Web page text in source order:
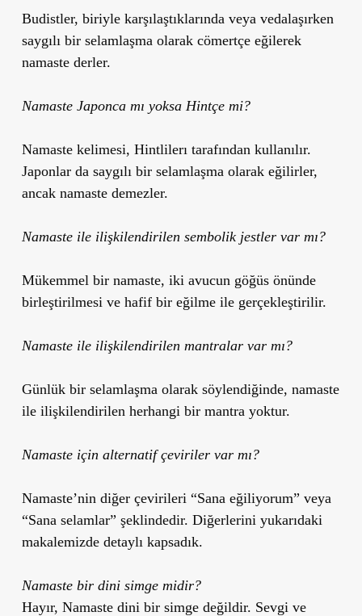
Budistler, biriyle karşılaştıklarında veya vedalaşırken
saygılı bir selamlaşma olarak cömertçe eğilerek
namaste derler.
Namaste Japonca mı yoksa Hintçe mi?
Namaste kelimesi, Hintlilerı tarafından kullanılır.
Japonlar da saygılı bir selamlaşma olarak eğilirler,
ancak namaste demezler.
Namaste ile ilişkilendirilen sembolik jestler var mı?
Mükemmel bir namaste, iki avucun göğüs önünde
birleştirilmesi ve hafif bir eğilme ile gerçekleştirilir.
Namaste ile ilişkilendirilen mantralar var mı?
Günlük bir selamlaşma olarak söylendiğinde, namaste
ile ilişkilendirilen herhangi bir mantra yoktur.
Namaste için alternatif çeviriler var mı?
Namaste’nin diğer çevirileri “Sana eğiliyorum” veya
“Sana selamlar” şeklindedir. Diğerlerini yukarıdaki
makalemizde detaylı kapsadık.
Namaste bir dini simge midir?
Hayır, Namaste dini bir simge değildir. Sevgi ve